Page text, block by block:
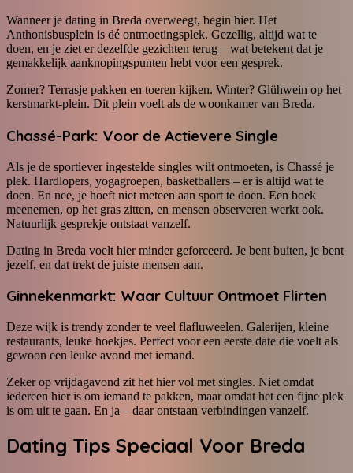
Wanneer je dating in Breda overweegt, begin hier. Het
Anthonisbusplein is dé ontmoetingsplek. Gezellig, altijd wat te
doen, en je ziet er dezelfde gezichten terug – wat betekent dat je
gemakkelijk aanknopingspunten hebt voor een gesprek.
Zomer? Terrasje pakken en toeren kijken. Winter? Glühwein op het
kerstmarkt-plein. Dit plein voelt als de woonkamer van Breda.
Chassé-Park: Voor de Actievere Single
Als je de sportiever ingestelde singles wilt ontmoeten, is Chassé je
plek. Hardlopers, yogagroepen, basketballers – er is altijd wat te
doen. En nee, je hoeft niet meteen aan sport te doen. Een boek
meenemen, op het gras zitten, en mensen observeren werkt ook.
Natuurlijk gesprekje ontstaat vanzelf.
Dating in Breda voelt hier minder geforceerd. Je bent buiten, je bent
jezelf, en dat trekt de juiste mensen aan.
Ginnekenmarkt: Waar Cultuur Ontmoet Flirten
Deze wijk is trendy zonder te veel flafluweelen. Galerijen, kleine
restaurants, leuke hoekjes. Perfect voor een eerste date die voelt als
gewoon een leuke avond met iemand.
Zeker op vrijdagavond zit het hier vol met singles. Niet omdat
iedereen hier is om iemand te pakken, maar omdat het een fijne plek
is om uit te gaan. En ja – daar ontstaan verbindingen vanzelf.
Dating Tips Speciaal Voor Breda